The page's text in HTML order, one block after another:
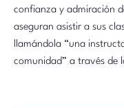
confianza y admiración
aseguran asistir a sus
llamándola “una
comunidad” a través de